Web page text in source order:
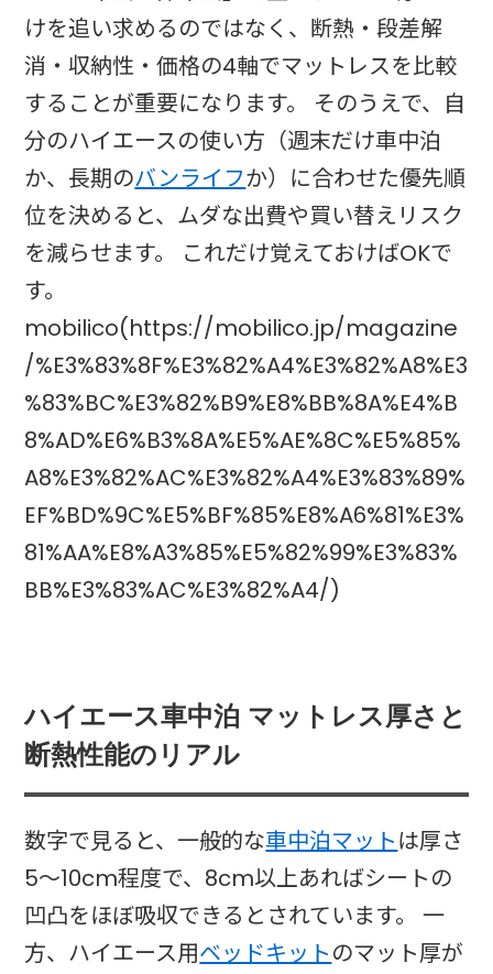
けを追い求めるのではなく、断熱・段差解
消・収納性・価格の4軸でマットレスを比較
することが重要になります。 そのうえで、自
分のハイエースの使い方（週末だけ車中泊
か、長期のバンライフか）に合わせた優先順
位を決めると、ムダな出費や買い替えリスク
を減らせます。 これだけ覚えておけばOKで
す。
mobilico(https://mobilico.jp/magazine
/%E3%83%8F%E3%82%A4%E3%82%A8%E3
%83%BC%E3%82%B9%E8%BB%8A%E4%B
8%AD%E6%B3%8A%E5%AE%8C%E5%85%
A8%E3%82%AC%E3%82%A4%E3%83%89%
EF%BD%9C%E5%BF%85%E8%A6%81%E3%
81%AA%E8%A3%85%E5%82%99%E3%83%
BB%E3%83%AC%E3%82%A4/)
ハイエース車中泊 マットレス厚さと
断熱性能のリアル
数字で見ると、一般的な車中泊マットは厚さ
5〜10cm程度で、8cm以上あればシートの
凹凸をほぼ吸収できるとされています。 一
方、ハイエース用ベッドキットのマット厚が